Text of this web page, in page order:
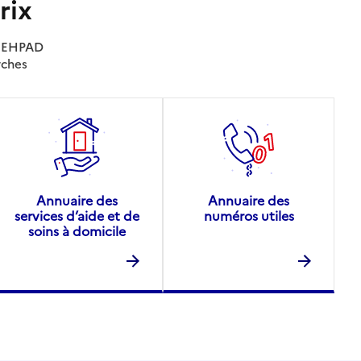
Annuaire des
services d’aide et de
soins à domicile
Annuaire des
numéros utiles